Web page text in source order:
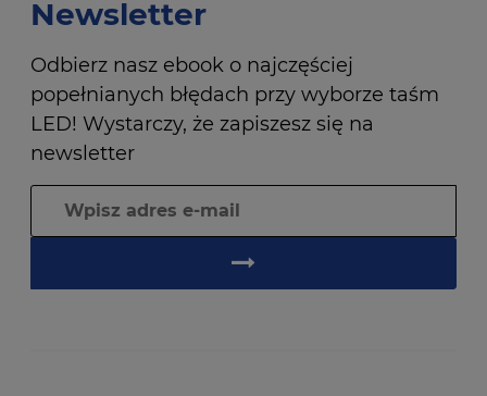
Newsletter
Odbierz nasz ebook o najczęściej
popełnianych błędach przy wyborze taśm
LED! Wystarczy, że zapiszesz się na
newsletter